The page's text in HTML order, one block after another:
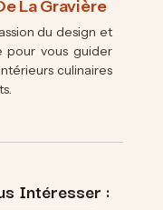
La Gravière
du design et
pour vous guider
culinaires
Intéresser :